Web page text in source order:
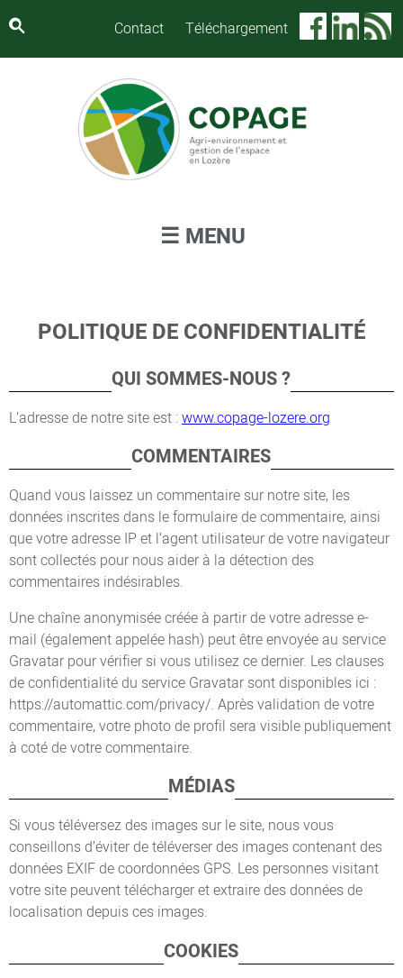
Contact
Téléchargement
☰ MENU
POLITIQUE DE CONFIDENTIALITÉ
QUI SOMMES-NOUS ?
L’adresse de notre site est :www.copage-lozere.org
COMMENTAIRES
Quand vous laissez un commentaire sur notre site, les
données inscrites dans le formulaire de commentaire, ainsi
que votre adresse IP et l’agent utilisateur de votre navigateur
sont collectés pour nous aider à la détection des
commentaires indésirables.
Une chaîne anonymisée créée à partir de votre adresse e-
mail (également appelée hash) peut être envoyée au service
Gravatar pour vérifier si vous utilisez ce dernier. Les clauses
de confidentialité du service Gravatar sont disponibles ici :
https://automattic.com/privacy/. Après validation de votre
commentaire, votre photo de profil sera visible publiquement
à coté de votre commentaire.
MÉDIAS
Si vous téléversez des images sur le site, nous vous
conseillons d’éviter de téléverser des images contenant des
données EXIF de coordonnées GPS. Les personnes visitant
votre site peuvent télécharger et extraire des données de
localisation depuis ces images.
COOKIES